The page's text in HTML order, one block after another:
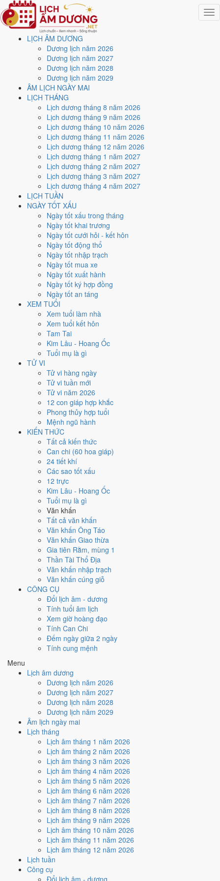
LỊCH ÂM DƯƠNG
Dương lịch năm 2026
Dương lịch năm 2027
Dương lịch năm 2028
Dương lịch năm 2029
ÂM LỊCH NGÀY MAI
LỊCH THÁNG
Lịch dương tháng 8 năm 2026
Lịch dương tháng 9 năm 2026
Lịch dương tháng 10 năm 2026
Lịch dương tháng 11 năm 2026
Lịch dương tháng 12 năm 2026
Lịch dương tháng 1 năm 2027
Lịch dương tháng 2 năm 2027
Lịch dương tháng 3 năm 2027
Lịch dương tháng 4 năm 2027
LỊCH TUẦN
NGÀY TỐT XẤU
Ngày tốt xấu trong tháng
Ngày tốt khai trương
Ngày tốt cưới hỏi - kết hôn
Ngày tốt động thổ
Ngày tốt nhập trạch
Ngày tốt mua xe
Ngày tốt xuất hành
Ngày tốt ký hợp đồng
Ngày tốt an táng
XEM TUỔI
Xem tuổi làm nhà
Xem tuổi kết hôn
Tam Tai
Kim Lâu - Hoang Ốc
Tuổi mụ là gì
TỬ VI
Tử vi hàng ngày
Tử vi tuần mới
Tử vi năm 2026
12 con giáp hợp khắc
Phong thủy hợp tuổi
Mệnh ngũ hành
KIẾN THỨC
Tất cả kiến thức
Can chi (60 hoa giáp)
24 tiết khí
Các sao tốt xấu
12 trực
Kim Lâu - Hoang Ốc
Tuổi mụ là gì
Văn khấn
Tất cả văn khấn
Văn khấn Ông Táo
Văn khấn Giao thừa
Gia tiên Rằm, mùng 1
Thần Tài Thổ Địa
Văn khấn nhập trạch
Văn khấn cúng giỗ
CÔNG CỤ
Đổi lịch âm - dương
Tính tuổi âm lịch
Xem giờ hoàng đạo
Tính Can Chi
Đếm ngày giữa 2 ngày
Tính cung mệnh
Menu
Lịch âm dương
Dương lịch năm 2026
Dương lịch năm 2027
Dương lịch năm 2028
Dương lịch năm 2029
Âm lịch ngày mai
Lịch tháng
Lịch âm tháng 1 năm 2026
Lịch âm tháng 2 năm 2026
Lịch âm tháng 3 năm 2026
Lịch âm tháng 4 năm 2026
Lịch âm tháng 5 năm 2026
Lịch âm tháng 6 năm 2026
Lịch âm tháng 7 năm 2026
Lịch âm tháng 8 năm 2026
Lịch âm tháng 9 năm 2026
Lịch âm tháng 10 năm 2026
Lịch âm tháng 11 năm 2026
Lịch âm tháng 12 năm 2026
Lịch tuần
Công cụ
Đổi lịch âm - dương
Trang chủ
Lịch năm 2026
Tháng 12/2026
Ngày 11/12/2026 (Kỷ Mùi)
Xem ngày11/12/2026
dương lịch - Ngày 3/11 âm
lịch (Kỷ Mùi) tốt hay xấu?
Ngày 11/12/2026 dương lịch (Thứ Sáu) là ngày 3/11/2026 âm lịch
Kỷ Mùi- Cùng hành, Trực Nguy, Sao Cang, nạp âm Thiên
Thượng Hỏa. Tổng hòa, đây làNgày Hungvới điểm trung bình
cho các việc quan trọng. Giờ Hoàng Đạo trong ngày:
Thân, Tuất, Hợi.
Ngày Dương
Tháng 12 năm 2026
Tháng 11 âm năm 2026
Tiết Đại Tuyết
Giáp Tý
Bính Ngọ
Ngày Kỷ Mùi có TrựcNguy(ngày nguy hiểm, đầy biến động) và gặp
Câu Trận hắc đạo. Điểm trung bình 7 việc chính chỉ
Ngày Hung, cần thận trọng với các quyết định lớn khó đảo
Hợi, Mão, Ngọhợp ngày; tuổi
Ngày 11/12/2026 chỉ đạt3.6/10
đây tốt hơnđể thay thế, xem mục xử lý bên dưới.
Ngày 11/12/2026 tốt hay xấu cho
việc gì?
Ngày 11/12/2026 đạt3.6/10
Mở kho - xuất hàng (5/10) , thấp nhất là
Nguy (ngày nguy hiểm, đầy biến động) và gặp Sao Câu Trận hắc đạo
nên điểm từng việc chênh nhau như bảng dưới.
Cưới hỏi - đính hôn
Trung bình
Cưới hỏi - đính hôn hôm nay ở
Cang và Ngày Hắc Đạogây bất lợi.
Cách tính ngày tốt
Khai trương - mở cửa hàng
Trung bình
Khai trương - mở cửa hàng hôm nay ở
Sao Cang và Ngày Hắc Đạo
Cách tính ngày tốt
3/10 Xấu
Ký hợp đồng - giao ước hôm nay ở
Nguy, Sao Cang và Ngày Hắc Đạo
Cách tính ngày tốt
Động thổ - khởi công
3 /10Xấu
Động thổ - khởi công hôm nay ở
Sao Cang và Ngày Hắc Đạogây bất lợi.
Cách tính ngày tốt
Nhập trạch - vào nhà mới
Trung bình
Nhập trạch - vào nhà mới hôm nay ở
Sao Cang và Ngày Hắc Đạogây bất lợi.
Cách tính ngày tốt
Mua xe - tậu xe
Xấu
Mua xe - tậu xe hôm nay ởmức xấu (3/10)
Ngày Hắc Đạogây bất lợi.
Cách tính ngày tốt
✈️
Xuất hành - đi xa